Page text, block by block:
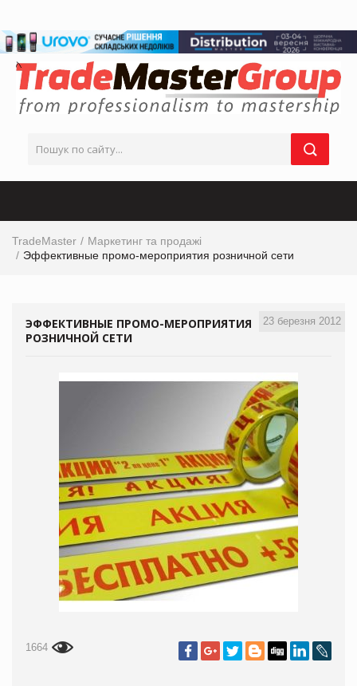
TradeMaster
Маркетинг та продажі
Эффективные промо-мероприятия розничной сети
23 березня 2012
ЭФФЕКТИВНЫЕ ПРОМО-МЕРОПРИЯТИЯ
РОЗНИЧНОЙ СЕТИ
1664